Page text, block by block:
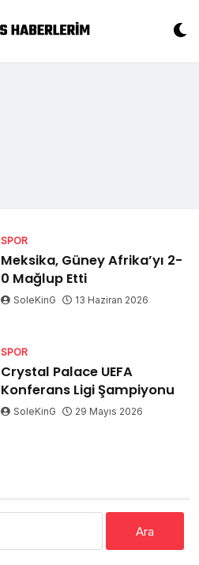
SPOR
Meksika, Güney Afrika’yı 2-
0 Mağlup Etti
SoleKinG 13 Haziran 2026
SPOR
Crystal Palace UEFA
Konferans Ligi Şampiyonu
SoleKinG 29 Mayıs 2026